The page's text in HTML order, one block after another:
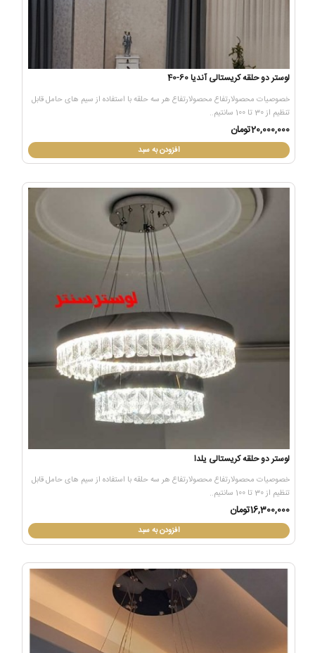
لوستر دو حلقه کریستالی آندیا 60-40
خصوصیات محصولارتفاع محصولارتفاع هر سه حلقه با استفاده از سیم های حامل قابل
تنظیم از 30 تا 100 سانتیم..
20,000,000تومان
افزودن به سبد
لوستر دو حلقه کریستالی یلدا
خصوصیات محصولارتفاع محصولارتفاع هر سه حلقه با استفاده از سیم های حامل قابل
تنظیم از 30 تا 100 سانتیم..
16,300,000تومان
افزودن به سبد